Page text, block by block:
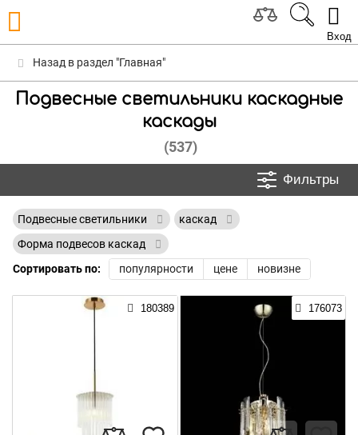
Вход
Назад в раздел "Главная"
Подвесные светильники каскадные
каскады
(537)
Фильтры
Подвесные светильники
каскад
Форма подвесов каскад
Сортировать по:
популярности цене новизне
180389 176073